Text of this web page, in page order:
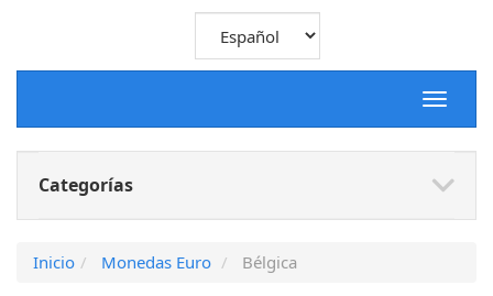
Toggle
Categorías
Inicio Monedas Euro Bélgica